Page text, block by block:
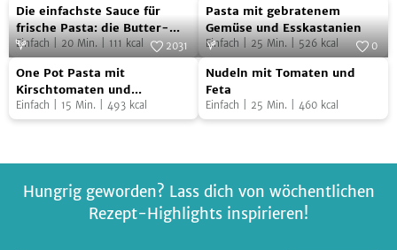
Salbeibutter
Die
einfachste
Sauce
für
frische
Pasta:
Emulsion
Juri Gottschall
Die einfachste Sauce für
frische Pasta: die Butter-
Salbei-Emulsion
Einfach 20 Min. 111 kcal
Pasta
mit
gebratenem
Gemüse
und
Esskastanien
Pasta mit gebratenem
Gemüse und Esskastanien
Einfach 25 Min. 526 kcal
One
Pot
Pasta
Basilikum
Foto:
2031
One Pot Pasta mit
Kirschtomaten und
Basilikum
Einfach 15 Min. 493 kcal
Nudeln
mit
Tomaten
SevenCooks
0
Nudeln mit Tomaten und
Feta
Einfach 25 Min. 460 kcal
Hungrig geworden? Lass dich von wöchentlichen
Rezept-Highlights inspirieren!